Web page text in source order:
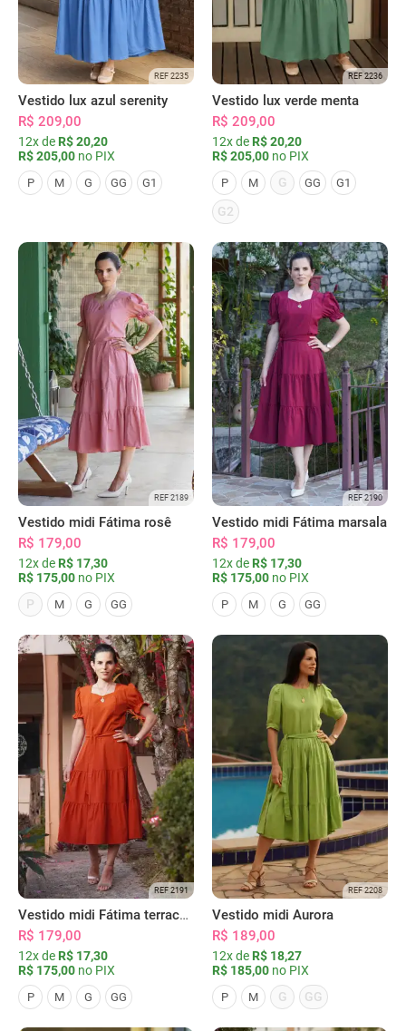
REF 2235
Vestido lux azul serenity
R$ 209,00
12x de R$ 20,20
R$ 205,00 no PIX
P M G GG G1
REF 2236
Vestido lux verde menta
R$ 209,00
12x de R$ 20,20
R$ 205,00 no PIX
P M G GG G1
G2
REF 2189
Vestido midi Fátima rosê
R$ 179,00
12x de R$ 17,30
R$ 175,00 no PIX
P
M G GG
REF 2190
Vestido midi Fátima marsala
R$ 179,00
12x de R$ 17,30
R$ 175,00 no PIX
P M G GG
REF 2191
Vestido midi Fátima terracota
R$ 179,00
12x de R$ 17,30
R$ 175,00 no PIX
P M G GG
REF 2208
Vestido midi Aurora
R$ 189,00
12x de R$ 18,27
R$ 185,00 no PIX
P M G GG